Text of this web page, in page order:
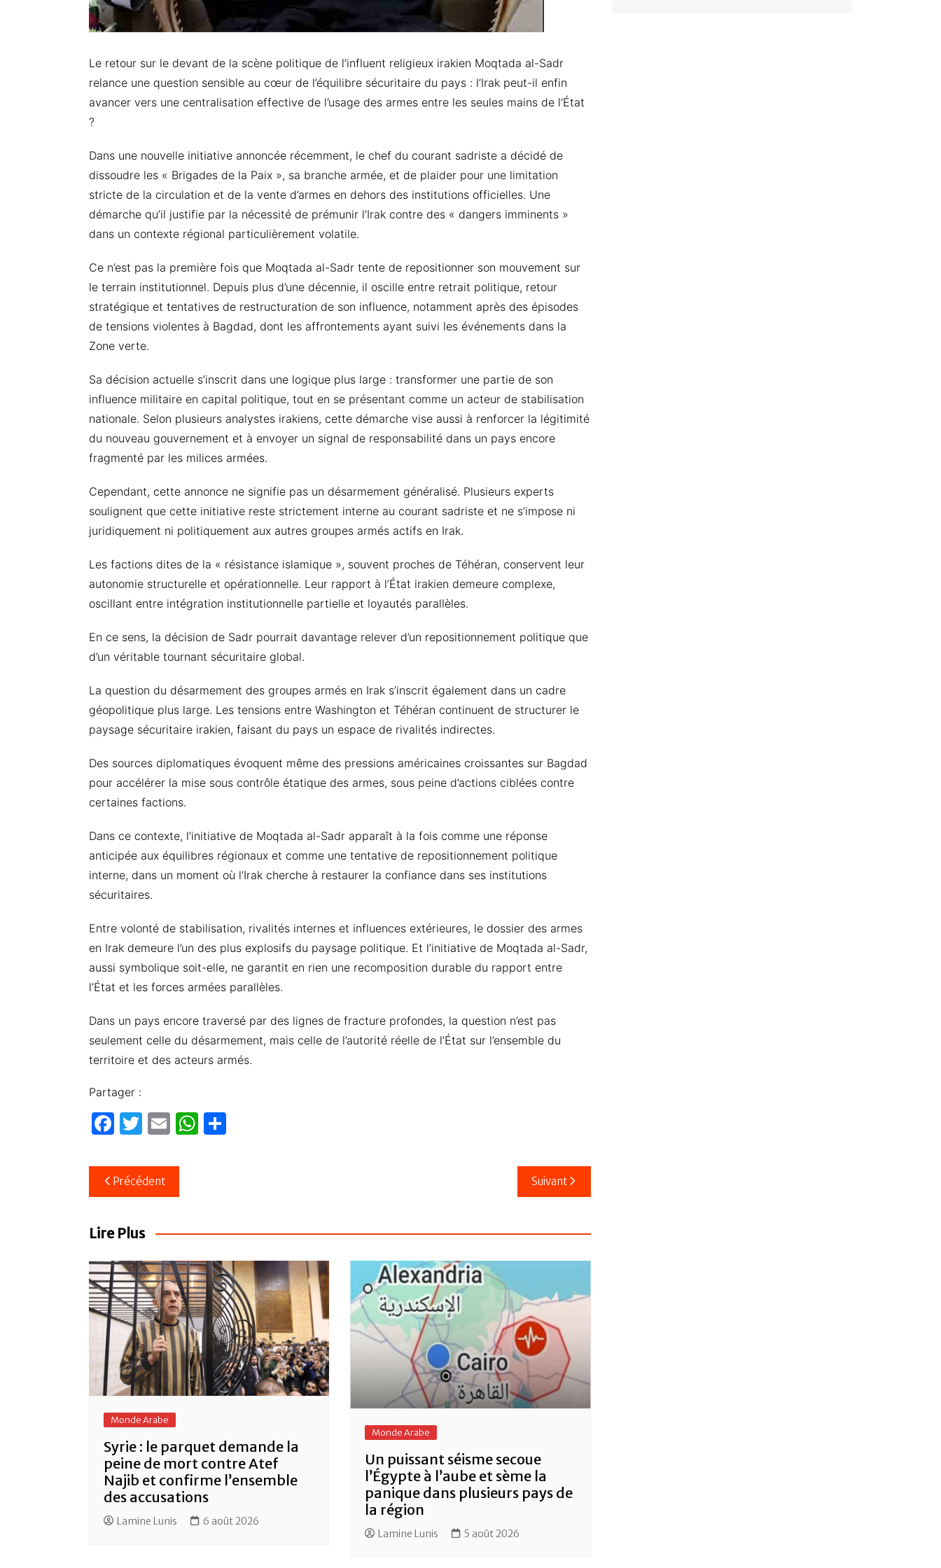
Le retour sur le devant de la scène politique de l’influent religieux irakien Moqtada al-Sadr
relance une question sensible au cœur de l’équilibre sécuritaire du pays : l’Irak peut-il enfin
avancer vers une centralisation effective de l’usage des armes entre les seules mains de l’État
?
Dans une nouvelle initiative annoncée récemment, le chef du courant sadriste a décidé de
dissoudre les « Brigades de la Paix », sa branche armée, et de plaider pour une limitation
stricte de la circulation et de la vente d’armes en dehors des institutions officielles. Une
démarche qu’il justifie par la nécessité de prémunir l’Irak contre des « dangers imminents »
dans un contexte régional particulièrement volatile.
Ce n’est pas la première fois que Moqtada al-Sadr tente de repositionner son mouvement sur
le terrain institutionnel. Depuis plus d’une décennie, il oscille entre retrait politique, retour
stratégique et tentatives de restructuration de son influence, notamment après des épisodes
de tensions violentes à Bagdad, dont les affrontements ayant suivi les événements dans la
Zone verte.
Sa décision actuelle s’inscrit dans une logique plus large : transformer une partie de son
influence militaire en capital politique, tout en se présentant comme un acteur de stabilisation
nationale. Selon plusieurs analystes irakiens, cette démarche vise aussi à renforcer la légitimité
du nouveau gouvernement et à envoyer un signal de responsabilité dans un pays encore
fragmenté par les milices armées.
Cependant, cette annonce ne signifie pas un désarmement généralisé. Plusieurs experts
soulignent que cette initiative reste strictement interne au courant sadriste et ne s’impose ni
juridiquement ni politiquement aux autres groupes armés actifs en Irak.
Les factions dites de la « résistance islamique », souvent proches de Téhéran, conservent leur
autonomie structurelle et opérationnelle. Leur rapport à l’État irakien demeure complexe,
oscillant entre intégration institutionnelle partielle et loyautés parallèles.
En ce sens, la décision de Sadr pourrait davantage relever d’un repositionnement politique que
d’un véritable tournant sécuritaire global.
La question du désarmement des groupes armés en Irak s’inscrit également dans un cadre
géopolitique plus large. Les tensions entre Washington et Téhéran continuent de structurer le
paysage sécuritaire irakien, faisant du pays un espace de rivalités indirectes.
Des sources diplomatiques évoquent même des pressions américaines croissantes sur Bagdad
pour accélérer la mise sous contrôle étatique des armes, sous peine d’actions ciblées contre
certaines factions.
Dans ce contexte, l’initiative de Moqtada al-Sadr apparaît à la fois comme une réponse
anticipée aux équilibres régionaux et comme une tentative de repositionnement politique
interne, dans un moment où l’Irak cherche à restaurer la confiance dans ses institutions
sécuritaires.
Entre volonté de stabilisation, rivalités internes et influences extérieures, le dossier des armes
en Irak demeure l’un des plus explosifs du paysage politique. Et l’initiative de Moqtada al-Sadr,
aussi symbolique soit-elle, ne garantit en rien une recomposition durable du rapport entre
l’État et les forces armées parallèles.
Dans un pays encore traversé par des lignes de fracture profondes, la question n’est pas
seulement celle du désarmement, mais celle de l’autorité réelle de l’État sur l’ensemble du
territoire et des acteurs armés.
Partager :
F
c
e
o
o
k
T
itt
er
E
ail
W
p
p
Navigation
de
l’article
Précédent Suivant
Lire Plus
Monde Arabe
Syrie : le parquet demande la
peine de mort contre Atef
Najib et confirme l’ensemble
des accusations
Lamine Lunis 6 août 2026
Monde Arabe
Un puissant séisme secoue
l’Égypte à l’aube et sème la
panique dans plusieurs pays de
la région
Lamine Lunis 5 août 2026